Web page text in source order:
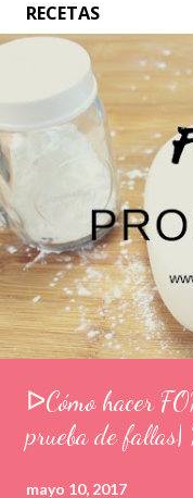
RECETAS
ᐅCómo hacer
prueba de
mayo 10, 2017